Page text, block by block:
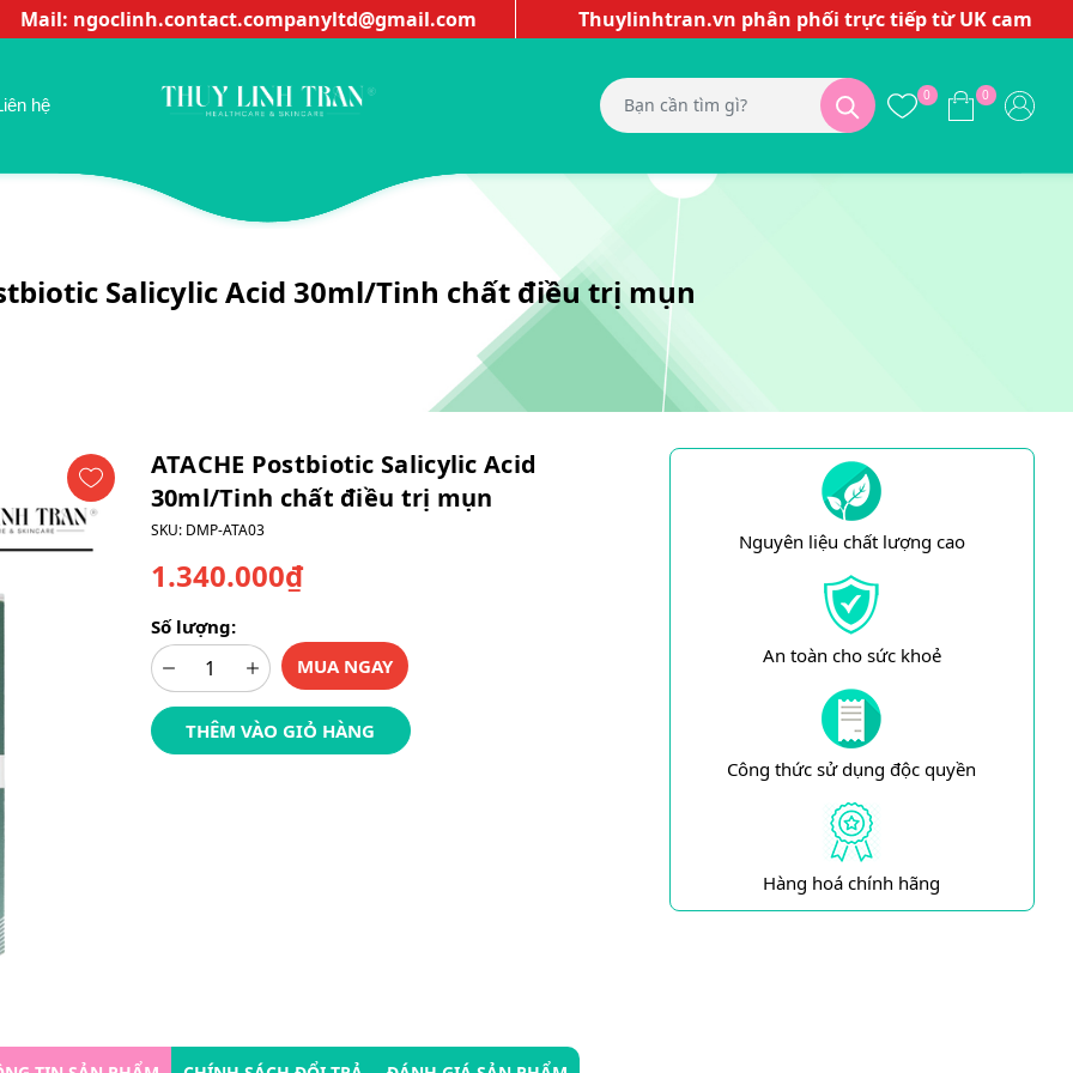
Mail: ngoclinh.contact.companyltd@gmail.com Thuylinhtran.vn phân phối trực tiếp từ UK cam kết
hệ 0 0
Salicylic Acid 30ml/Tinh chất điều trị mụn
ATACHE Postbiotic Salicylic Acid
30ml/Tinh chất điều trị mụn
SKU:DMP-ATA03
1.340.000₫
Số lượng:
MUA NGAY
THÊM VÀO GIỎ HÀNG
Nguyên liệu chất lượng cao
An toàn cho sức khoẻ
Công thức sử dụng độc quyền
Hàng hoá chính hãng